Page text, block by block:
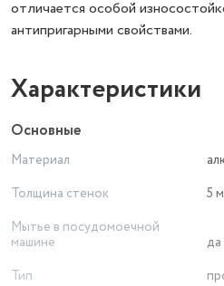
отличается особой
антипригарными свойствами.
Характеристики
Основные
Материал
Толщина стенок
5
Мытье в посудомоечной
машине
да
Тип